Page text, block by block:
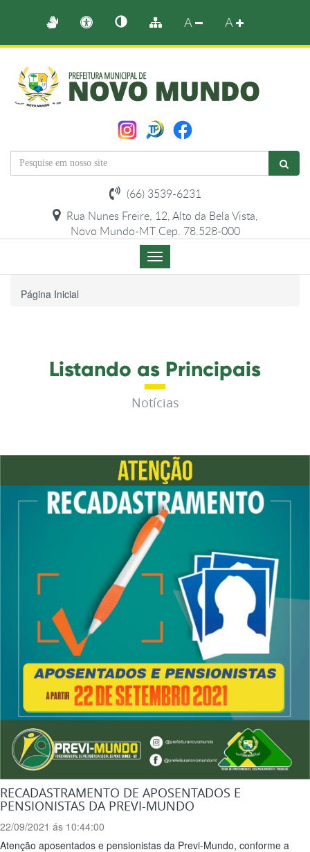
A A
(66) 3539-6231
Rua Nunes Freire, 12, Alto da Bela Vista,
Novo Mundo-MT Cep. 78.528-000
Menu
de
Página Inicial
Listando as Principais
Notícias
RECADASTRAMENTO DE APOSENTADOS E
PENSIONISTAS DA PREVI-MUNDO
22/09/2021 ás 10:44:00
Atenção aposentados e pensionistas da Previ-Mundo, conforme a